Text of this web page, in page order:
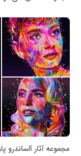
مجموعه آثار آلساندرو